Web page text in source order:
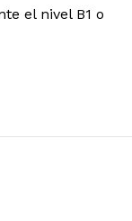
el nivel B1 o